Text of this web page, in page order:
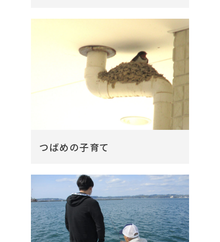
つばめの子育て